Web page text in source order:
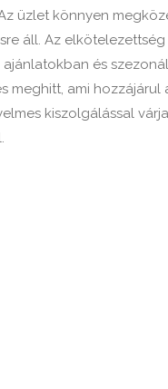
üzlet könnyen
áll. Az
és
meghitt, ami
kiszolgálással